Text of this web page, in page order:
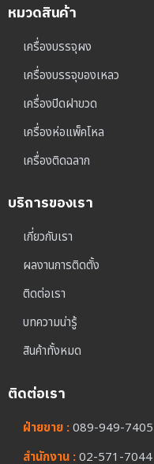
หมวดสินค้า
เครื่องบรรจุผง
เครื่องบรรจุของเหลว
เครื่องปิดฝาขวด
เครื่องห่อแพ็คโหล
เครื่องติดฉลาก
บริการของเรา
เกี่ยวกับเรา
ผลงานการติดตั้ง
ติดต่อเรา
บทความน่ารู้
สินค้าทั้งหมด
ติดต่อเรา
ฝ่ายขาย :089-949-7405
สำนักงาน :02-571-7044